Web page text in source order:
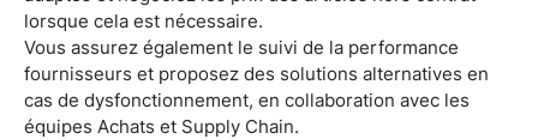
lorsque cela est nécessaire.
Vous assurez également le suivi de la performance
fournisseurs et proposez des solutions alternatives en
cas de dysfonctionnement, en collaboration avec les
équipes Achats et Supply Chain.